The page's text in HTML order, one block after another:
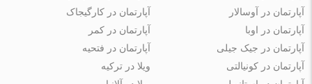
آپارتمان در آوسالار
آپارتمان در اوبا
آپارتمان در جیک جیلی
آپارتمان در کارگیجاک
آپارتمان در کمر
آپارتمان در فتحیه
آپارتمان در کونیالتی
ویلا در ترکیه